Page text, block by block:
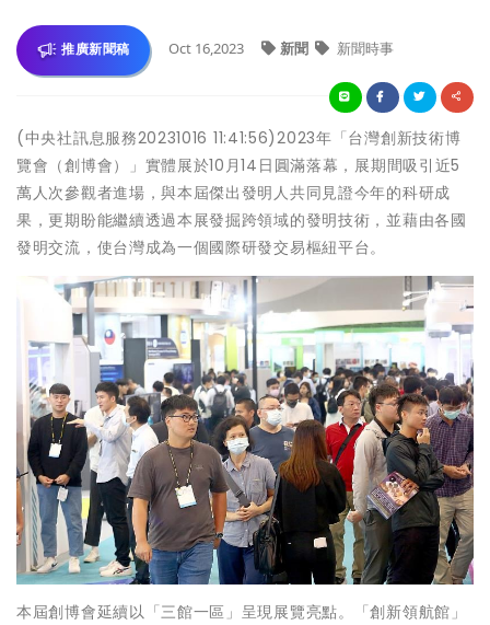
推廣新聞稿 Oct 16,2023 新聞 新聞時事
(中央社訊息服務20231016 11:41:56)2023年「台灣創新技術博
覽會（創博會）」實體展於10月14日圓滿落幕，展期間吸引近5
萬人次參觀者進場，與本屆傑出發明人共同見證今年的科研成
果，更期盼能繼續透過本展發掘跨領域的發明技術，並藉由各國
發明交流，使台灣成為一個國際研發交易樞紐平台。
本屆創博會延續以「三館一區」呈現展覽亮點。「創新領航館」